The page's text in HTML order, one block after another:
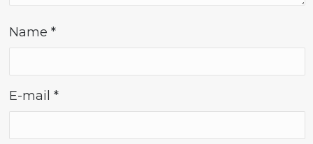
Name*
E-mail*